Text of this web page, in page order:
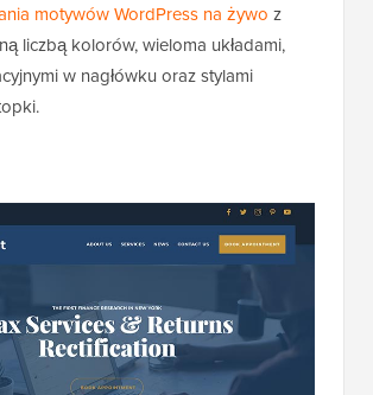
motywów WordPress na żywo z
liczbą kolorów, wieloma układami,
w nagłówku oraz stylami